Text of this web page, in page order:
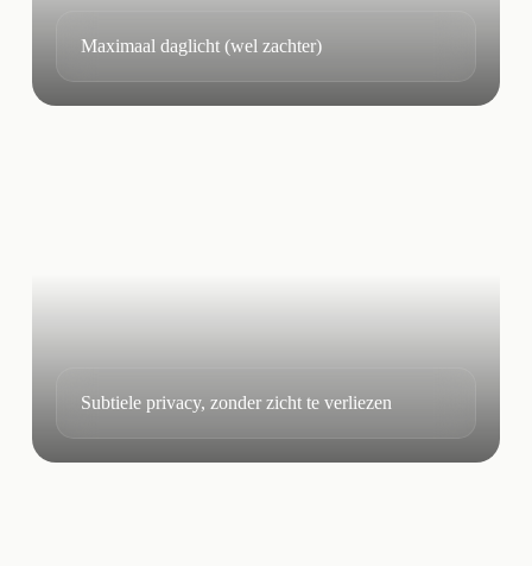
Maximaal daglicht (wel zachter)
Subtiele privacy, zonder zicht te verliezen